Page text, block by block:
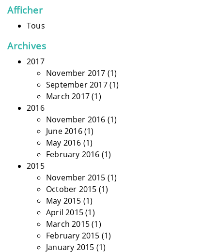
Afficher
Tous
Archives
2017
November 2017 (1)
September 2017(1)
March 2017(1)
2016
November 2016 (1)
June 2016(1)
May 2016 (1)
February 2016 (1)
2015
November 2015 (1)
October 2015 (1)
May 2015 (1)
April 2015(1)
March 2015(1)
February 2015 (1)
January 2015 (1)